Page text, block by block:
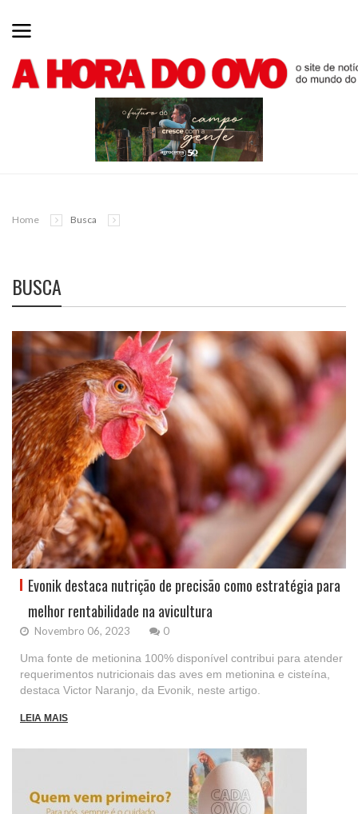
Home Busca
BUSCA
Evonik destaca nutrição de precisão como estratégia para
melhor rentabilidade na avicultura
Novembro 06, 2023 0
Uma fonte de metionina 100% disponível contribui para atender
requerimentos nutricionais das aves em metionina e cisteína,
destaca Victor Naranjo, da Evonik, neste artigo.
LEIA MAIS